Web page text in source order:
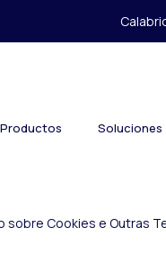
Productos Soluciones
sobre Cookies e Outras